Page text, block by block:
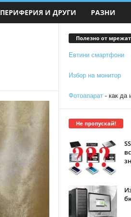
ПЕРИФЕРИЯ И ДРУГИ РАЗНИ
Полезно от
Евтини смартфони
Избор на монитор
Фотоапарат- как да
Не пропускай!